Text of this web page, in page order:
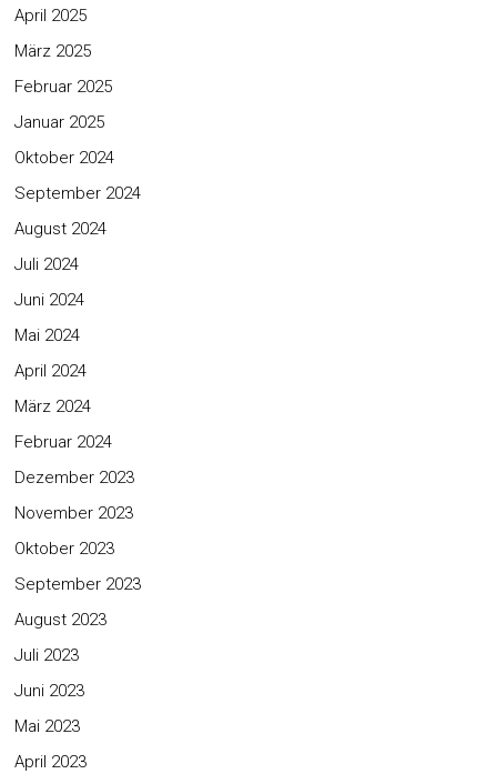
April 2025
März 2025
Februar 2025
Januar 2025
Oktober 2024
September 2024
August 2024
Juli 2024
Juni 2024
Mai 2024
April 2024
März 2024
Februar 2024
Dezember 2023
November 2023
Oktober 2023
September 2023
August 2023
Juli 2023
Juni 2023
Mai 2023
April 2023